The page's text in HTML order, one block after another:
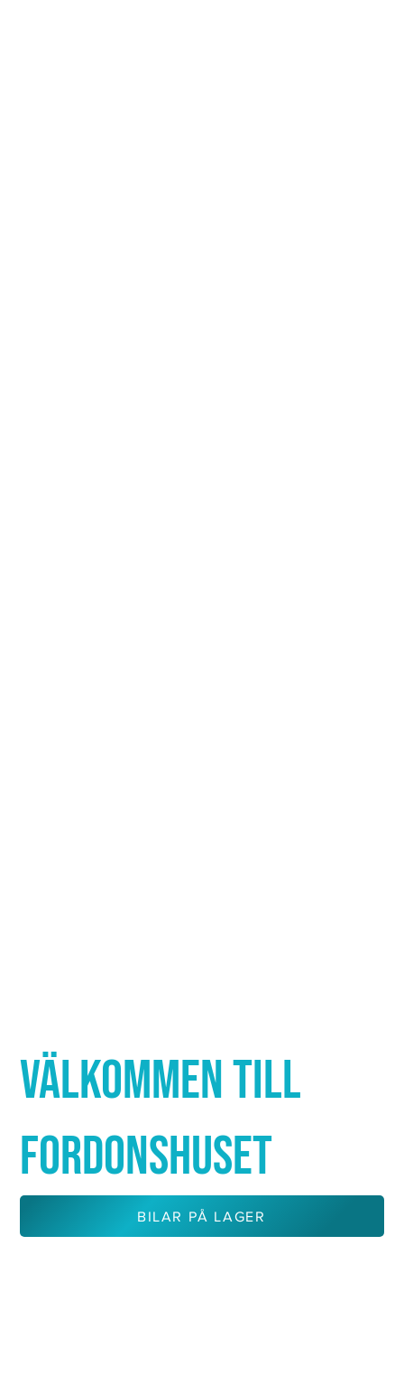
VÄLKOMMEN TILL
FORDONSHUSET
BILAR PÅ LAGER